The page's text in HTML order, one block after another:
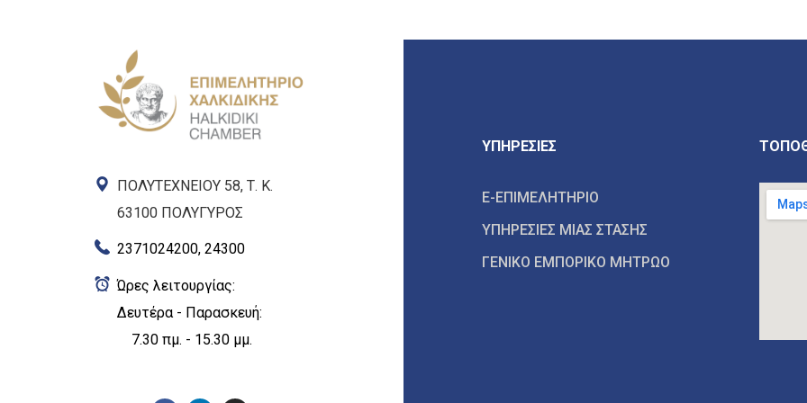
ΠΟΛΥΤΕΧΝΕΙΟΥ 58, Τ. Κ.
63100 ΠΟΛΥΓΥΡΟΣ
2371024200, 24300
Ώρες λειτουργίας:
Δευτέρα - Παρασκευή:
7.30 πμ. - 15.30 μμ.
ΥΠΗΡΕΣΙΕΣ
E-ΕΠΙΜΕΛΗΤΗΡΙΟ
ΥΠΗΡΕΣΙΕΣ ΜΙΑΣ ΣΤΑΣΗΣ
ΓΕΝΙΚΟ ΕΜΠΟΡΙΚΟ ΜΗΤΡΩΟ